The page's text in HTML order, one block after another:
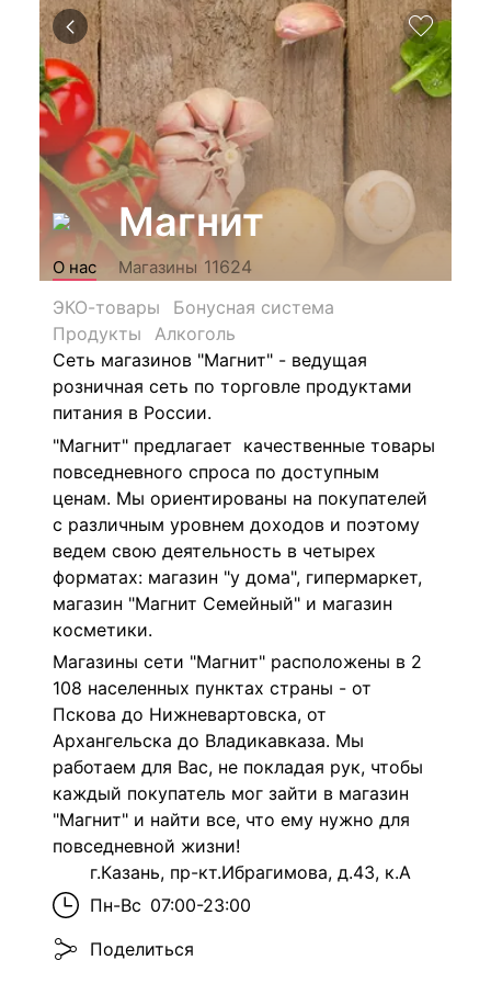
Магнит
О нас Магазины 11624
ЭКО-товары
Бонусная система
Продукты
Алкоголь
Сеть магазинов "Магнит" - ведущая
розничная сеть по торговле продуктами
питания в России.
"Магнит" предлагает качественные товары
повседневного спроса по доступным
ценам. Мы ориентированы на покупателей
с различным уровнем доходов и поэтому
ведем свою деятельность в четырех
форматах: магазин "у дома", гипермаркет,
магазин "Магнит Семейный" и магазин
косметики.
Магазины сети "Магнит" расположены в 2
108 населенных пунктах страны - от
Пскова до Нижневартовска, от
Архангельска до Владикавказа. Мы
работаем для Вас, не покладая рук, чтобы
каждый покупатель мог зайти в магазин
"Магнит" и найти все, что ему нужно для
повседневной жизни!
г.Казань, пр-кт.Ибрагимова, д.43, к.А
Пн-Вс 07:00-23:00
Поделиться